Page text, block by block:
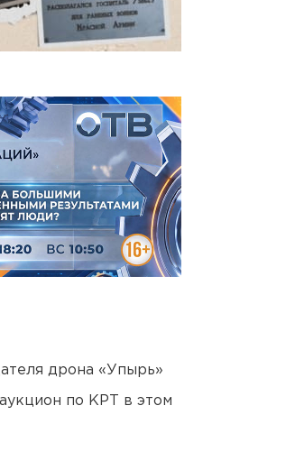
дрона «Упырь»
по КРТ в этом